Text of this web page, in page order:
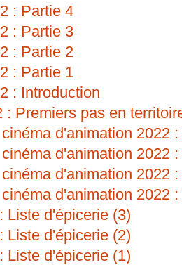
: Partie 4
: Partie 3
: Partie 2
: Partie 1
: Introduction
: Premiers pas en
d'animation 2022
d'animation 2022
d'animation 2022
d'animation 2022
Liste d'épicerie (3)
Liste d'épicerie (2)
Liste d'épicerie (1)